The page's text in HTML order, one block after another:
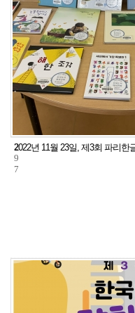
2
9
7
2022년 11월 23일, 제3회 파리한